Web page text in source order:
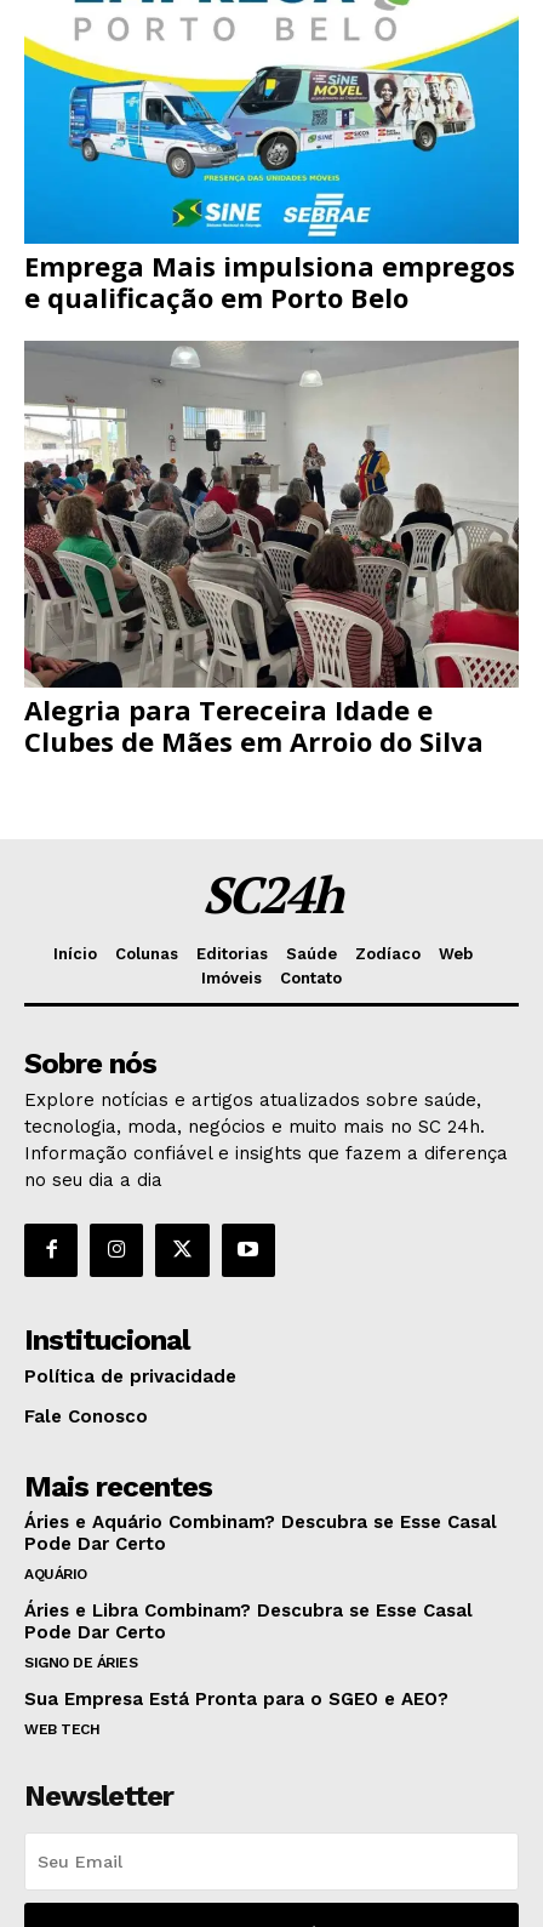
Emprega Mais impulsiona empregos
e qualificação em Porto Belo
Alegria para Tereceira Idade e
Clubes de Mães em Arroio do Silva
SC24h
Início Colunas Editorias Saúde Zodíaco
Web
Imóveis
Contato
Sobre nós
Explore notícias e artigos atualizados sobre saúde,
tecnologia, moda, negócios e muito mais no SC 24h.
Informação confiável e insights que fazem a diferença
no seu dia a dia
Institucional
Política de privacidade
Fale Conosco
Mais recentes
Áries e Aquário Combinam? Descubra se Esse Casal
Pode Dar Certo
AQUÁRIO
Áries e Libra Combinam? Descubra se Esse Casal
Pode Dar Certo
SIGNO DE ÁRIES
Sua Empresa Está Pronta para o SGEO e AEO?
WEB TECH
Newsletter